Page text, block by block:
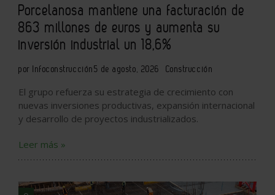
Porcelanosa mantiene una facturación de
863 millones de euros y aumenta su
inversión industrial un 18,6%
por Infoconstrucción5 de agosto, 2026 Construcción
El grupo refuerza su estrategia de crecimiento con
nuevas inversiones productivas, expansión internacional
y desarrollo de proyectos industrializados.
Leer más »